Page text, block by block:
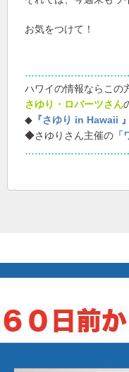
お気をつけて！
ハワイの情報ならこの
さゆり・ロバーツさん
◆ 『さゆり in Hawaii 』
◆さゆりさん主催の